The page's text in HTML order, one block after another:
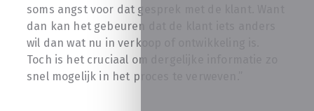
soms angst voor dat gesprek met de klant. Want
dan kan het gebeuren dat de klant iets anders
wil dan wat nu in verkoop of ontwikkeling is.
Toch is het cruciaal om dergelijke informatie zo
snel mogelijk in het proces te verweven.”